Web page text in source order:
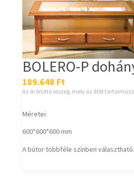
BOLERO-P
189.648 Ft
Az ár bruttó összeg, mely az áfát
Méretei:
600*600*600 mm
A bútor többféle színben választható.